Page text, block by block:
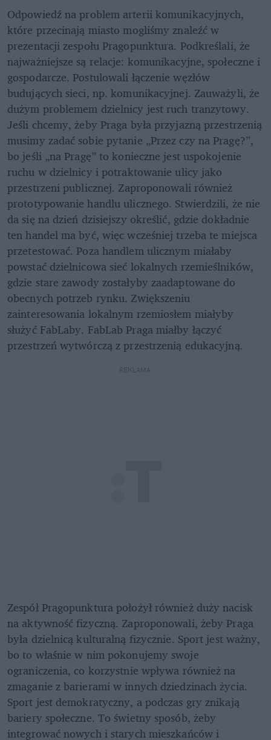
Odpowiedź na problem arterii komunikacyjnych,
które przecinają miasto mogliśmy znaleźć w
prezentacji zespołu Pragopunktura. Podkreślali, że
najważniejsze są relacje: komunikacyjne, społeczne i
gospodarcze. Postulowali łączenie węzłów
budujących sieci, np. komunikacyjnej. Zauważyli, że
dużym problemem dzielnicy jest ruch tranzytowy.
Jeśli chcemy, żeby Praga była przyjazną przestrzenią
musimy zadać sobie pytanie „Przez czy na Pragę?”,
bo jeśli „na Pragę” to konieczne jest uspokojenie
ruchu w dzielnicy i potraktowanie ulicy jako
przestrzeni publicznej. Zaproponowali również
prototypowanie handlu ulicznego. Stwierdzili, że nie
da się na dzień dzisiejszy określić, gdzie dokładnie
ten handel ma być, więc wcześniej trzeba te miejsca
przetestować. Poza handlem ulicznym miałaby
powstać dzielnicowa sieć lokalnych rzemieślników,
gdzie stare zawody zostałyby zaadaptowane do
obecnych potrzeb rynku. Zwiększeniu
zainteresowania lokalnym rzemiosłem miałyby
służyć FabLaby. FabLab Praga miałby łączyć
przestrzeń wytwórczą z przestrzenią edukacyjną.
REKLAMA
Zespół Pragopunktura położył również duży nacisk
na aktywność fizyczną. Zaproponowali, żeby Praga
była dzielnicą kulturalną fizycznie. Sport jest ważny,
bo to właśnie w nim pokonujemy swoje
ograniczenia, co korzystnie wpływa również na
zmaganie z barierami w innych dziedzinach życia.
Sport jest demokratyczny, a podczas gry znikają
bariery społeczne. To świetny sposób, żeby
integrować nowych i starych mieszkańców i